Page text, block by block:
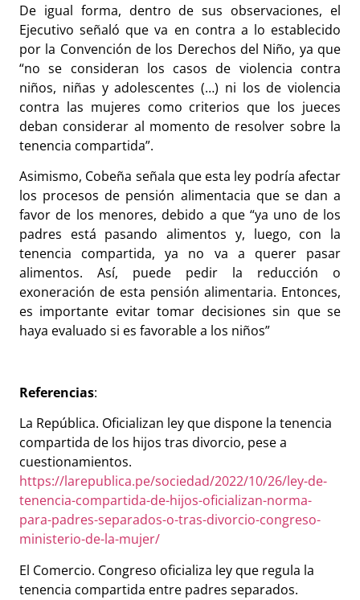
De igual forma, dentro de sus observaciones, el
Ejecutivo señaló que va en contra a lo establecido
por la Convención de los Derechos del Niño, ya que
“no se consideran los casos de violencia contra
niños, niñas y adolescentes (…) ni los de violencia
contra las mujeres como criterios que los jueces
deban considerar al momento de resolver sobre la
tenencia compartida”.
Asimismo, Cobeña señala que esta ley podría afectar
los procesos de pensión alimentacia que se dan a
favor de los menores, debido a que “ya uno de los
padres está pasando alimentos y, luego, con la
tenencia compartida, ya no va a querer pasar
alimentos. Así, puede pedir la reducción o
exoneración de esta pensión alimentaria. Entonces,
es importante evitar tomar decisiones sin que se
haya evaluado si es favorable a los niños”
Referencias:
La República. Oficializan ley que dispone la tenencia
compartida de los hijos tras divorcio, pese a
cuestionamientos.
https://larepublica.pe/sociedad/2022/10/26/ley-de-
tenencia-compartida-de-hijos-oficializan-norma-
para-padres-separados-o-tras-divorcio-congreso-
ministerio-de-la-mujer/
El Comercio. Congreso oficializa ley que regula la
tenencia compartida entre padres separados.